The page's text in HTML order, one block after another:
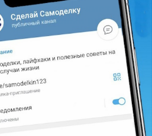
Вечная кисточка
своими руками
После покраски
кисточка, которую я забыл
растворителе, и она